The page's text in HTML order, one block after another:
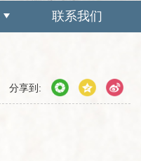
联系我们
分享到: